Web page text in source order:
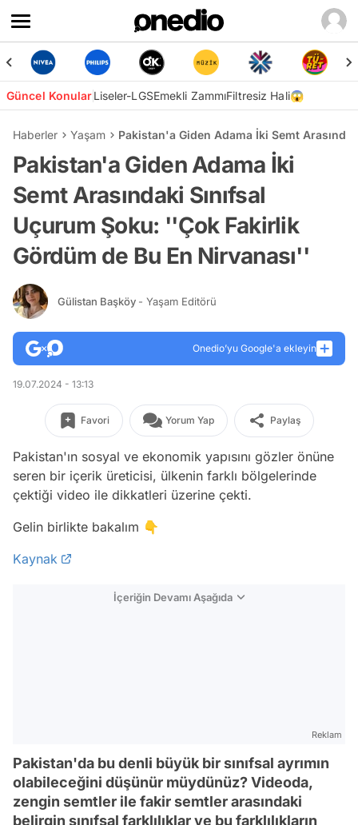
Güncel KonularLiseler-LGSEmekli ZammıFiltresiz Hali😱
Haberler Yaşam Pakistan'a Giden Adama İki Semt
Pakistan'a Giden Adama İki
Semt Arasındaki Sınıfsal
Uçurum Şoku: ''Çok Fakirlik
Gördüm de Bu En Nirvanası''
Gülistan Başköy - Yaşam Editörü
Onedio’yu Google'a ekleyin
19.07.2024 - 13:13
Favori Yorum Yap Paylaş
Pakistan'ın sosyal ve ekonomik yapısını gözler önüne
seren bir içerik üreticisi, ülkenin farklı bölgelerinde
çektiği video ile dikkatleri üzerine çekti.
Gelin birlikte bakalım 👇
Kaynak
İçeriğin Devamı Aşağıda
Reklam
Pakistan'da bu denli büyük bir sınıfsal ayrımın
olabileceğini düşünür müydünüz? Videoda,
zengin semtler ile fakir semtler arasındaki
belirgin sınıfsal farklılıklar ve bu farklılıkların